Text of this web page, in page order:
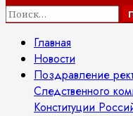
Найти:
Главная
Новости
Поздравление
Следственного
Конституции